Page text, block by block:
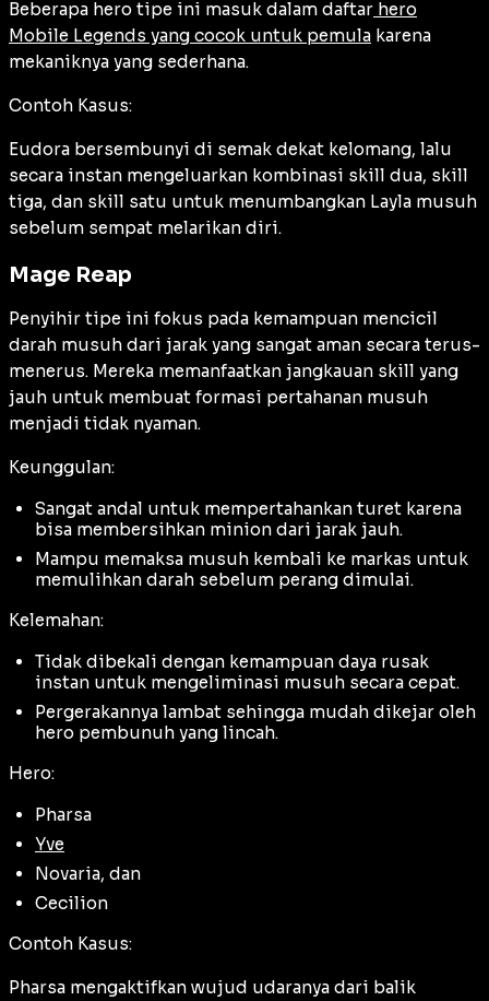
Beberapa hero tipe ini masuk dalam daftar hero
Mobile Legends yang cocok untuk pemula karena
mekaniknya yang sederhana.
Contoh Kasus:
Eudora bersembunyi di semak dekat kelomang, lalu
secara instan mengeluarkan kombinasi skill dua, skill
tiga, dan skill satu untuk menumbangkan Layla musuh
sebelum sempat melarikan diri.
Mage Reap
Penyihir tipe ini fokus pada kemampuan mencicil
darah musuh dari jarak yang sangat aman secara terus-
menerus. Mereka memanfaatkan jangkauan skill yang
jauh untuk membuat formasi pertahanan musuh
menjadi tidak nyaman.
Keunggulan:
Sangat andal untuk mempertahankan turet karena
bisa membersihkan minion dari jarak jauh.
Mampu memaksa musuh kembali ke markas untuk
memulihkan darah sebelum perang dimulai.
Kelemahan:
Tidak dibekali dengan kemampuan daya rusak
instan untuk mengeliminasi musuh secara cepat.
Pergerakannya lambat sehingga mudah dikejar oleh
hero pembunuh yang lincah.
Hero:
Pharsa
Yve
Novaria, dan
Cecilion
Contoh Kasus:
Pharsa mengaktifkan wujud udaranya dari balik